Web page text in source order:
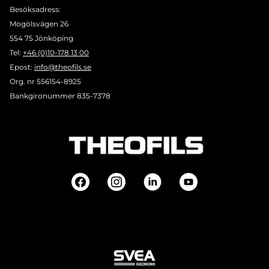
Besöksadress:
Mogölsvägen 26
554 75 Jönköping
Tel: +46 (0)10-178 13 00
Epost: info@theofils.se
Org. nr 556154-8925
Bankgironummer 835-7378